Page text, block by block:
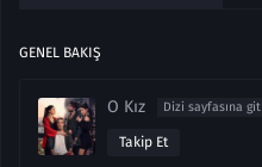
GENEL BAKIŞ
O Kız Dizi sayfasına git
Takip Et